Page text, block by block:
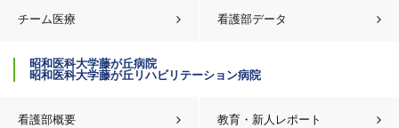
チーム医療 看護部データ
昭和医科大学藤が丘病院
昭和医科大学藤が丘リハビリテーション病院
看護部概要 教育・新人レポート